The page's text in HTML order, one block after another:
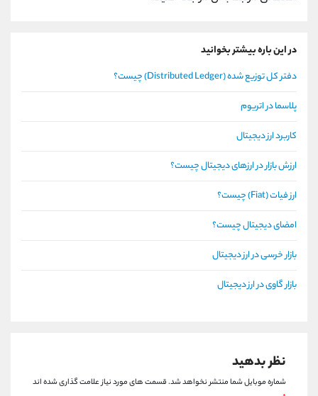
در این باره بیشتر بخوانید
دفتر کل توزیع شده (Distributed Ledger) چیست؟
پلاسما در اتریوم
کاربرد ارز دیجیتال
ارزش بازار در ارزهای دیجیتال چیست؟
ارز فیات (Fiat) چیست؟
امضای دیجیتال چیست؟
بازار خرسی در ارز دیجیتال
بازار گاوی در ارز دیجیتال
نظر بدهید
شماره موبایل شما منتشر نخواهد شد.قسمت های مورد نیاز علامت گذاری شده اند